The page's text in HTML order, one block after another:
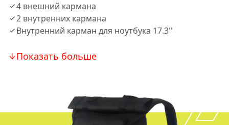
4 внешний кармана
2 внутренних кармана
Внутренний карман для ноутбука 17.3''
Показать больше